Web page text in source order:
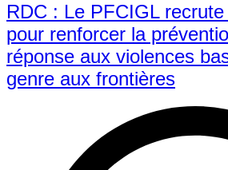
RDC : Le PFCIGL
pour renforcer la
réponse aux violences
genre aux frontières